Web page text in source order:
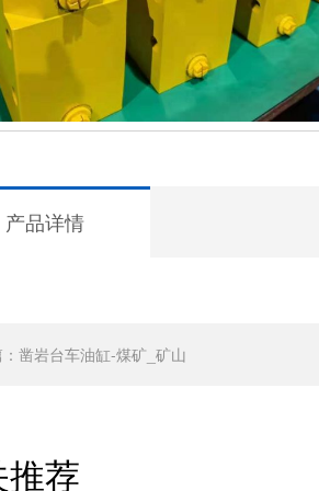
产品详情
凿岩台车油缸-煤矿_矿山
荐